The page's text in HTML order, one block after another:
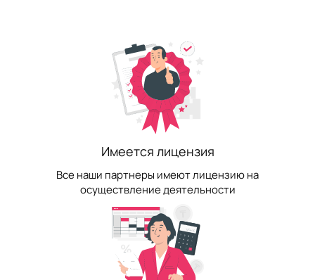
Имеется лицензия
Все наши партнеры имеют лицензию на
осуществление деятельности